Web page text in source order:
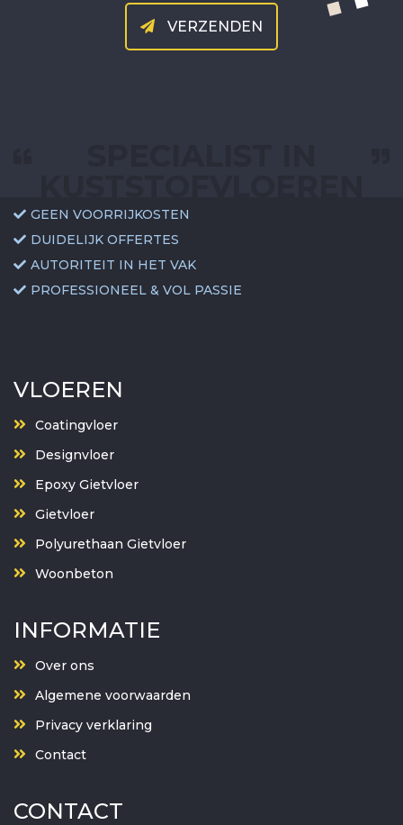
VERZENDEN
GEEN VOORRIJKOSTEN
DUIDELIJK OFFERTES
AUTORITEIT IN HET VAK
PROFESSIONEEL & VOL PASSIE
VLOEREN
Coatingvloer
Designvloer
Epoxy Gietvloer
Gietvloer
Polyurethaan Gietvloer
Woonbeton
INFORMATIE
Over ons
Algemene voorwaarden
Privacy verklaring
Contact
CONTACT